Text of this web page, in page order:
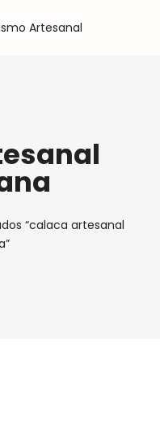
“calaca artesanal